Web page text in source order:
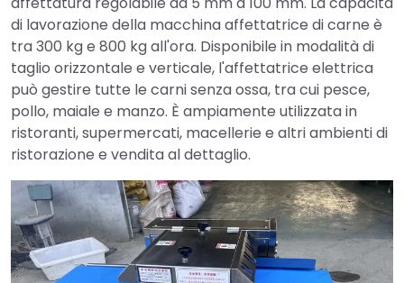
di lavorazione della macchina affettatrice di carne è
tra 300 kg e 800 kg all'ora. Disponibile in modalità di
taglio orizzontale e verticale, l'affettatrice elettrica
può gestire tutte le carni senza ossa, tra cui pesce,
pollo, maiale e manzo. È ampiamente utilizzata in
ristoranti, supermercati, macellerie e altri ambienti di
ristorazione e vendita al dettaglio.